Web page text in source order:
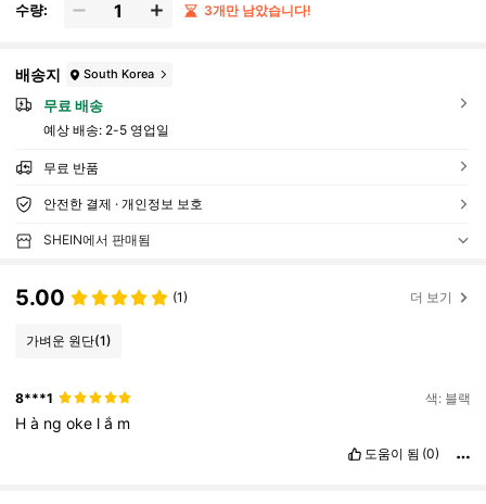
수량: 3개만 남았습니다!
배송지 South Korea
무료 배송
예상 배송: 2-5 영업일
무료 반품
안전한 결제 · 개인정보 보호
SHEIN에서 판매됨
5.00 (1) 더 보기
가벼운 원단(1)
8***1 색: 블랙
Hà ngoke lắ m
도움이 됨 (0)